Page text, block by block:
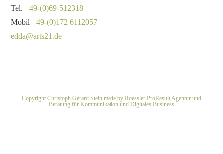
Tel.+49-(0)69-512318
Mobil+49-(0)172 6112057
edda@arts21.de
Copyright Christoph Gérard Stein made by Roessler ProResult Agentur und
Beratung für Kommunikation und Digitales Business